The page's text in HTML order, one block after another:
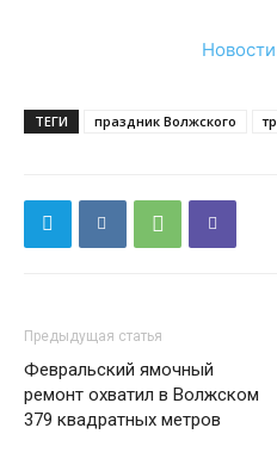
ТЕГИ праздник Волжского
Предыдущая статья
Февральский ямочный
ремонт охватил в Волжском
379 квадратных метров